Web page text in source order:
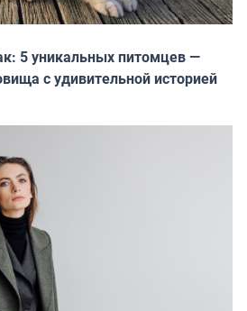
5 уникальных питомцев —
с удивительной историей